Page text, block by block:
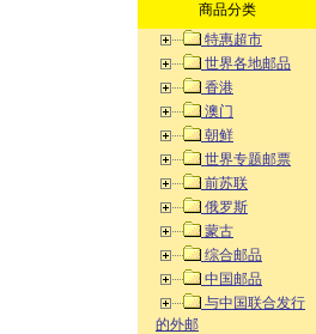
商品分类
特惠超市
世界各地邮品
香港
澳门
朝鲜
世界专题邮票
前苏联
俄罗斯
蒙古
综合邮品
中国邮品
与中国联合发行
的外邮